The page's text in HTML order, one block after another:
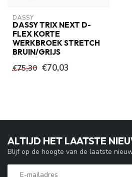
DASSY
DASSY TRIX NEXT D-
FLEX KORTE
WERKBROEK STRETCH
BRUIN/GRIJS
€75,30 €70,03
ALTIJD HET LAATSTE
Blijf op de hoogte van de laatste